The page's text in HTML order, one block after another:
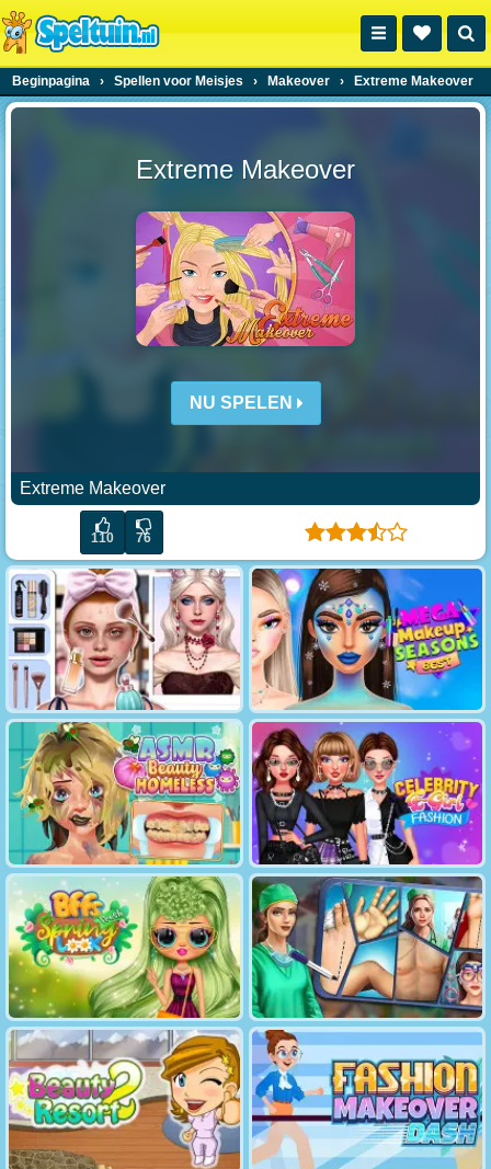
Beginpagina › Spellen voor Meisjes › Makeover › Extreme Makeover
Extreme Makeover
NU SPELEN
Extreme Makeover
110 76